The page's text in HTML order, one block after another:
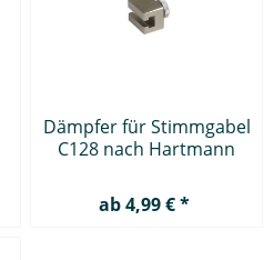
Dämpfer für Stimmgabel
C128 nach Hartmann
ab 4,99 € *